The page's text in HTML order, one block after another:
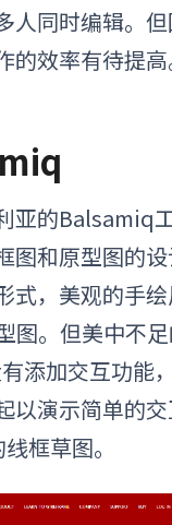
人同时编辑。
的效率有待提高
亚的Balsamiq
图和原型图的
式，美观的手
图。但美中不足
添加交互功能
以演示简单的
框草图。